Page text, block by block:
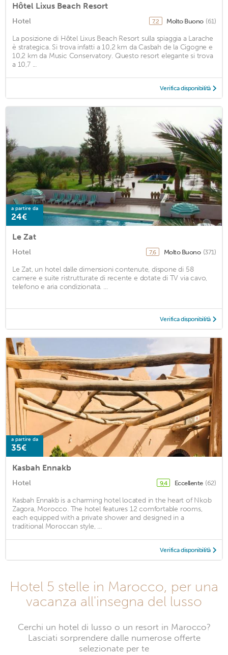
Hôtel Lixus Beach Resort
Hotel 7,2 Molto Buono (61)
La posizione di Hôtel Lixus Beach Resort sulla spiaggia a Larache
è strategica. Si trova infatti a 10,2 km da Casbah de la Cigogne e
10,2 km da Music Conservatory. Questo resort elegante si trova
a 10,7 ...
Verifica disponibilità
a partire da
24€
Le Zat
Hotel 7,6 Molto Buono (371)
Le Zat, un hotel dalle dimensioni contenute, dispone di 58
camere e suite ristrutturate di recente e dotate di TV via cavo,
telefono e aria condizionata. ...
Verifica disponibilità
a partire da
35€
Kasbah Ennakb
Hotel 9,4 Eccellente (62)
Kasbah Ennakb is a charming hotel located in the heart of Nkob
Zagora, Morocco. The hotel features 12 comfortable rooms,
each equipped with a private shower and designed in a
traditional Moroccan style, ...
Verifica disponibilità
Hotel 5 stelle in Marocco, per una
vacanza all'insegna del lusso
Cerchi un hotel di lusso o un resort in Marocco?
Lasciati sorprendere dalle numerose offerte
selezionate per te